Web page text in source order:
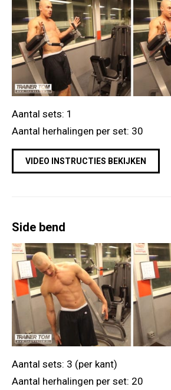
Aantal sets: 1
Aantal herhalingen per set: 30
VIDEO INSTRUCTIES BEKIJKEN
Side bend
Aantal sets: 3 (per kant)
Aantal herhalingen per set: 20